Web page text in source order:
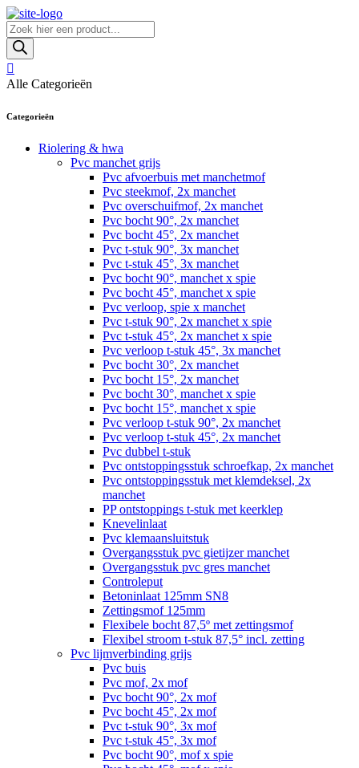
Skip
to
content
Producten
zoeken
Alle Categorieën
Categorieën
Riolering & hwa
Pvc manchet grijs
Pvc afvoerbuis met manchetmof
Pvc steekmof, 2x manchet
Pvc overschuifmof, 2x manchet
Pvc bocht 90°, 2x manchet
Pvc bocht 45°, 2x manchet
Pvc t-stuk 90°, 3x manchet
Pvc t-stuk 45°, 3x manchet
Pvc bocht 90°, manchet x spie
Pvc bocht 45°, manchet x spie
Pvc verloop, spie x manchet
Pvc t-stuk 90°, 2x manchet x spie
Pvc t-stuk 45°, 2x manchet x spie
Pvc verloop t-stuk 45°, 3x manchet
Pvc bocht 30°, 2x manchet
Pvc bocht 15°, 2x manchet
Pvc bocht 30°, manchet x spie
Pvc bocht 15°, manchet x spie
Pvc verloop t-stuk 90°, 2x manchet
Pvc verloop t-stuk 45°, 2x manchet
Pvc dubbel t-stuk
Pvc ontstoppingsstuk schroefkap, 2x manchet
Pvc ontstoppingsstuk met klemdeksel, 2x
manchet
PP ontstoppings t-stuk met keerklep
Knevelinlaat
Pvc klemaansluitstuk
Overgangsstuk pvc gietijzer manchet
Overgangsstuk pvc gres manchet
Controleput
Betoninlaat 125mm SN8
Zettingsmof 125mm
Flexibele bocht 87,5º met zettingsmof
Flexibel stroom t-stuk 87,5° incl. zetting
Pvc lijmverbinding grijs
Pvc buis
Pvc mof, 2x mof
Pvc bocht 90°, 2x mof
Pvc bocht 45°, 2x mof
Pvc t-stuk 90°, 3x mof
Pvc t-stuk 45°, 3x mof
Pvc bocht 90°, mof x spie